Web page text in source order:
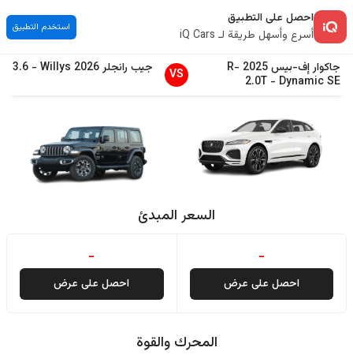
احصل على التطبيق
أسرع وأسهل طريقة لـ iQ Cars
استخدم التطبيق
جاكوارإف-بيس2025
R-
Dynamic SE
-
2.0T
VS جيب رانجلر2026
Willys
-
3.6
السعر المبدئ
-
احصل على عرض
-
احصل على عرض
المحرك والقوة